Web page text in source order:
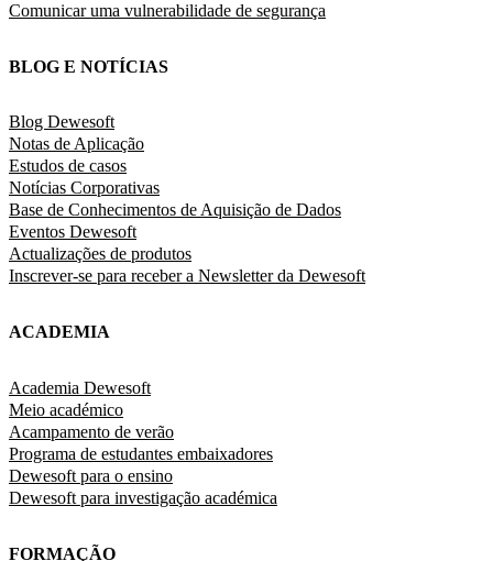
Comunicar uma vulnerabilidade de segurança
BLOG E NOTÍCIAS
Blog Dewesoft
Notas de Aplicação
Estudos de casos
Notícias Corporativas
Base de Conhecimentos de Aquisição de Dados
Eventos Dewesoft
Actualizações de produtos
Inscrever-se para receber a Newsletter da Dewesoft
ACADEMIA
Academia Dewesoft
Meio académico
Acampamento de verão
Programa de estudantes embaixadores
Dewesoft para o ensino
Dewesoft para investigação académica
FORMAÇÃO